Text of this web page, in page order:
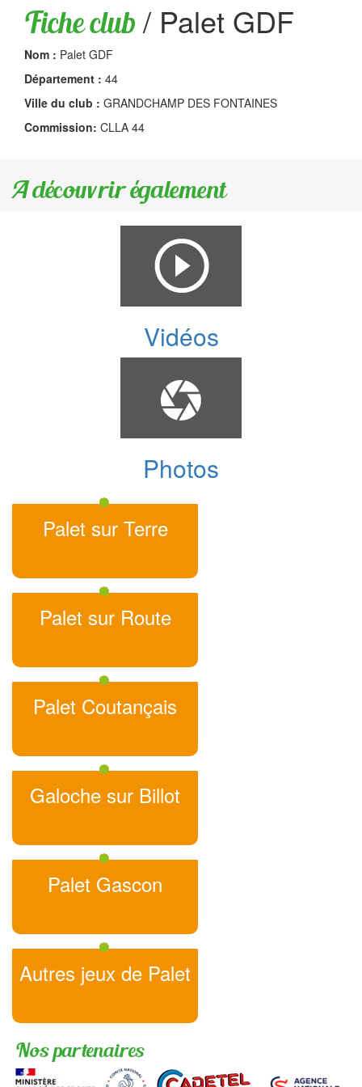
Fiche club / Palet GDF
Nom : Palet GDF
Département : 44
Ville du club : GRANDCHAMP DES FONTAINES
Commission: CLLA 44
A découvrir également
Vidéos
Photos
Palet sur Terre
Palet sur Route
Palet Coutançais
Galoche sur Billot
Palet Gascon
Autres jeux de Palet
Nos partenaires